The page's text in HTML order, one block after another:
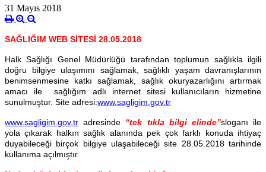
31 Mayıs 2018
SAĞLIĞIM WEB SİTESİ 28.05.2018
Halk Sağlığı Genel Müdürlüğü tarafından toplumun sağlıkla ilgili
doğru bilgiye ulaşımını sağlamak, sağlıklı yaşam davranışlarının
benimsenmesine katkı sağlamak, sağlık okuryazarlığını artırmak
amacı ile sağlığım adlı internet sitesi kullanıcıların hizmetine
sunulmuştur. Site adresi:www.sagligim.gov.tr
www.sagligim.gov.tr adresinde “tek tıkla bilgi elinde”sloganı ile
yola çıkarak halkın sağlık alanında pek çok farklı konuda ihtiyaç
duyabileceği birçok bilgiye ulaşabileceği site 28.05.2018 tarihinde
kullanıma açılmıştır.